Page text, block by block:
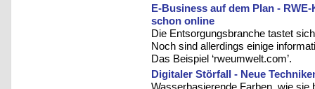
E-Business auf dem Plan -
schon online
Die Entsorgungsbranche tastet
Noch sind allerdings einige
Das Beispiel ‘rweumwelt.com’.
Digitaler Störfall - Neue